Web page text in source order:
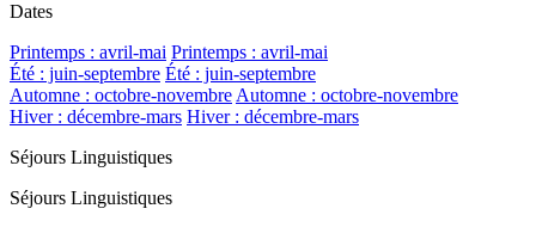
Dates
Printemps : avril-mai Printemps : avril-mai
Été : juin-septembre Été : juin-septembre
Automne : octobre-novembreAutomne : octobre-novembre
Hiver : décembre-mars Hiver : décembre-mars
Séjours Linguistiques
Séjours Linguistiques